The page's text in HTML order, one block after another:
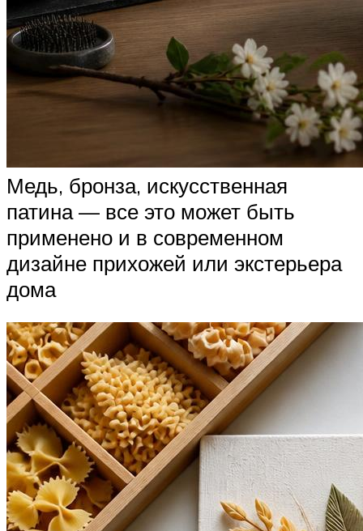
Медь, бронза, искусственная
патина — все это может быть
применено и в современном
дизайне прихожей или экстерьера
дома